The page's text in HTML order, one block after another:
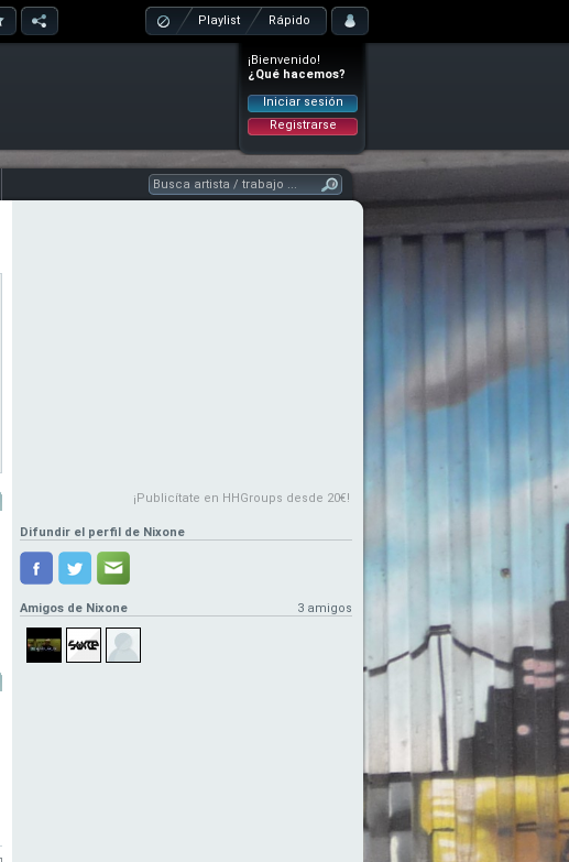
Playlist Rápido
¡Bienvenido!
¿Qué hacemos?
Iniciar sesión
Registrarse
¡Publicítate en HHGroups desde 20€!
Difundir el perfil de Nixone
Amigos de Nixone 3 amigos